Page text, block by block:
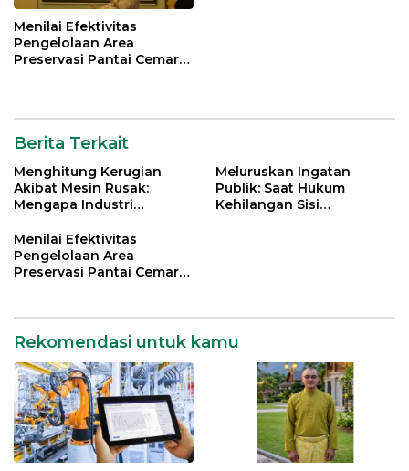
Menilai Efektivitas
Pengelolaan Area
Preservasi Pantai Cemara
dengan METT
Berita Terkait
Menghitung Kerugian
Akibat Mesin Rusak:
Mengapa Industri
‘Predictive Maintenance’?
Meluruskan Ingatan
Publik: Saat Hukum
Kehilangan Sisi
Menilai Efektivitas
Pengelolaan Area
Preservasi Pantai Cemara
Sembilang, Provinsi Jambi
dengan METT
Rekomendasi untuk kamu